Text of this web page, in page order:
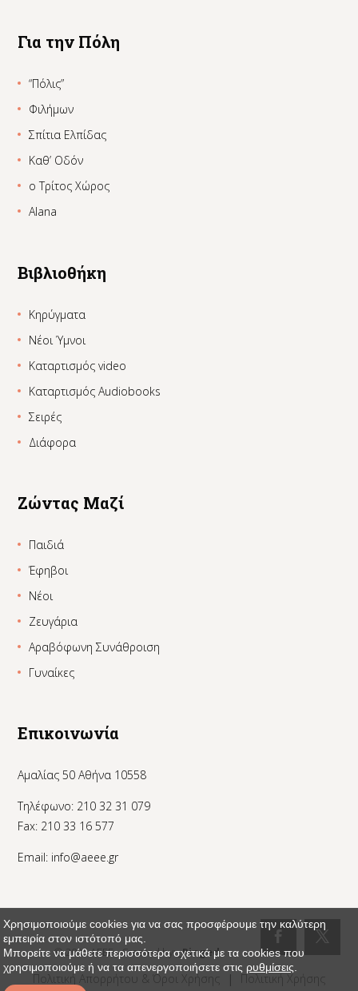
Για την Πόλη
“Πόλις”
Φιλήμων
Σπίτια Ελπίδας
Καθ’ Οδόν
ο Τρίτος Χώρος
Alana
Βιβλιοθήκη
Κηρύγματα
Νέοι Ύμνοι
Καταρτισμός video
Καταρτισμός Audiobooks
Σειρές
Διάφορα
Ζώντας Μαζί
Παιδιά
Έφηβοι
Νέοι
Ζευγάρια
Αραβόφωνη Συνάθροιση
Γυναίκες
Επικοινωνία
Αμαλίας 50 Αθήνα 10558
Τηλέφωνο: 210 32 31 079
Fax: 210 33 16 577
Email: info@aeee.gr
© 2024 AEEE - Created by:_Pinged
Πολιτική Απορρήτου & Όροι Χρήσης |
Πολιτική Χρήσης
Χρησιμοποιούμε cookies για να σας προσφέρουμε την καλύτερη
εμπειρία στον ιστότοπό μας.
Μπορείτε να μάθετε περισσότερα σχετικά με τα cookies που
χρησιμοποιούμε ή να τα απενεργοποιήσετε στις ρυθμίσεις